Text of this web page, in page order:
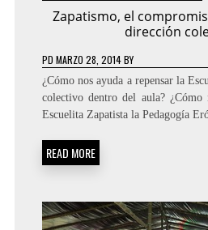
Zapatismo, el
dirección
PD MARZO 28, 2014BY
¿Cómo nos ayuda a repensar la
colectivo dentro del aula? ¿Cómo
Escuelita Zapatista la Pedagogía
READ MORE